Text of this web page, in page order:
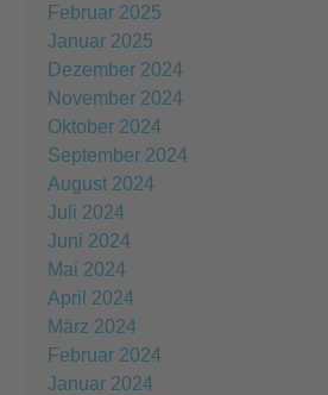
Februar 2025
Januar 2025
Dezember 2024
November 2024
Oktober 2024
September 2024
August 2024
Juli 2024
Juni 2024
Mai 2024
April 2024
März 2024
Februar 2024
Januar 2024